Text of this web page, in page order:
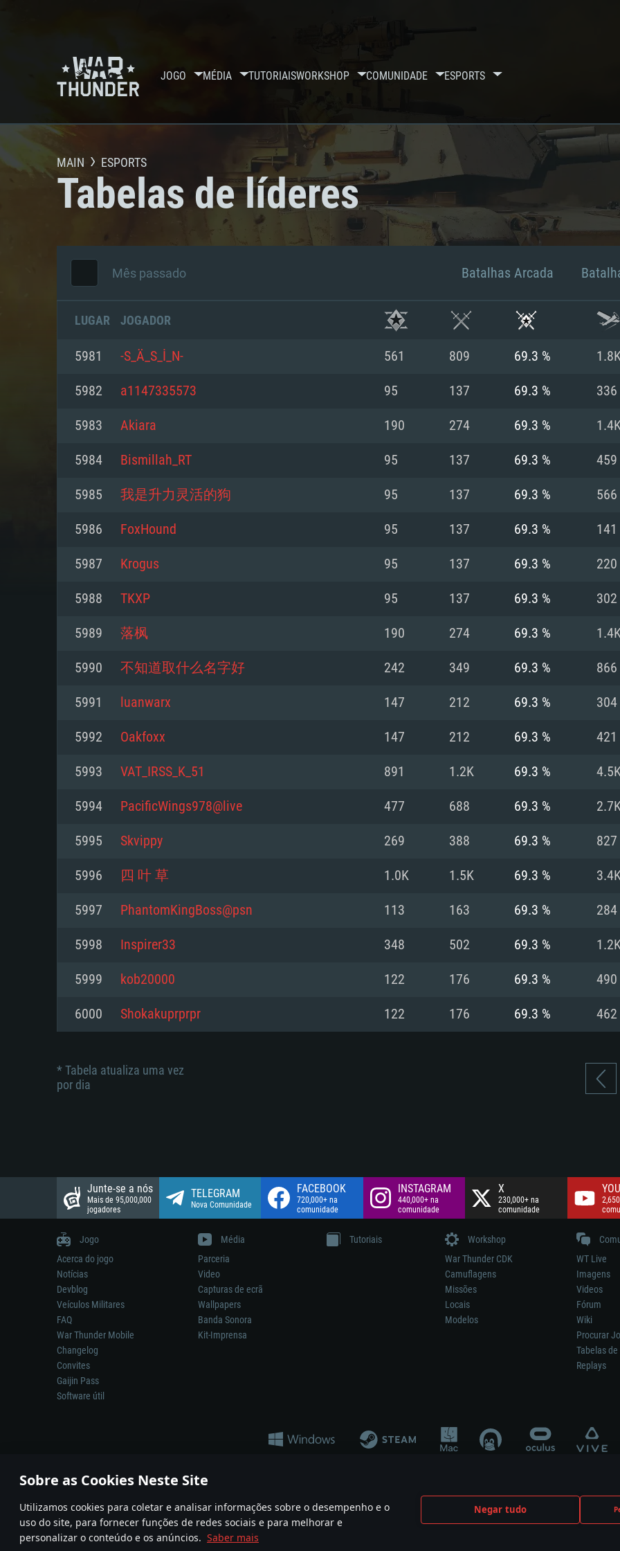
Sobre as Cookies Neste Site
Utilizamos cookies para coletar e analisar informações sobre o desempenho e o
uso do site, para fornecer funções de redes sociais e para melhorar e
personalizar o conteúdo e os anúncios. Saber mais
Negar tudo
JOGO MÉDIA TUTORIAISWORKSHOP COMUNIDADE ESPORTS
REQUERIMENTOS DE
Mínimo
77XX / NVIDIA GeForce GTX 660. Resolução
mínima suportada: 720p
Network: Internet de banda larga.
Disco: 23,1 GB
Recomendado
superior
Memória: 16 GB
Placa Gráfica:
Nvidia GeForce
Mínimo
mais recente
Processador: Core i5 2.2GHz mínimo (Intel Xeon
não suportado)
Memória: 6 GB
Placa Gráfica: Intel Iris Pro 5200 (Mac),
mínima suportada: 720p com suporte Metal.
Network: Internet de banda larga.
Disco: 21,5 GB
Recomendado
mais recente
Processador:
Memória: 8 GB
Placa Gráfica:
suporte Metal.
Network:
Disco: 60,2 GB
Mínimo
do Linux de 64bit
Processador: Dual-Core 2.4 GHz
Memória: 4 GB
Placa Gráfica: NVIDIA 660 com os drivers mais
recentes (não mais de 6 meses) / equivalentes
Vulkan (não mais de 6 meses); Resolução mínima
suportada: 720p.
Network: Internet de banda larga.
Disco: 21,5 GB
Recomendado
recentes (não
AMD (Radeon
Vulkan.
Network:
Disco: 60,2 GB
MAIN ESPORTS
Tabelas de líderes
Mês passado Batalhas Arcada
LUGAR JOGADOR
5981 -S_Ä_S_İ_N- 561 809 69.3 %
5982 a1147335573 95 137 69.3 % 336
5983 Akiara 190 274 69.3 %
5984 Bismillah_RT 95 137 69.3 % 459
5985 我是升力灵活的狗 95 137 69.3 % 566
5986 FoxHound 95 137 69.3 % 141
5987 Krogus 95 137 69.3 % 220
5988 TKXP 95 137 69.3 % 302
5989 落枫 190 274 69.3 %
5990 不知道取什么名字好 242 349 69.3 % 866
5991 luanwarx 147 212 69.3 % 304
5992 Oakfoxx 147 212 69.3 % 421
5993 VAT_IRSS_K_51 891 1.2K 69.3 %
5994 PacificWings978@live 477 688 69.3 %
5995 Skvippy 269 388 69.3 % 827
5996 四 叶 草 1.0K 1.5K 69.3 %
5997 PhantomKingBoss@psn 113 163 69.3 % 284
5998 Inspirer33 348 502 69.3 %
5999 kob20000 122 176 69.3 % 490
6000 Shokakuprprpr 122 176 69.3 % 462
* Tabela atualiza uma vez
por dia
Junte-se a nós
Mais de 95,000,000
jogadores
TELEGRAM
Nova Comunidade
FACEBOOK
720,000+ na
comunidade
INSTAGRAM
440,000+ na
comunidade
X
230,000+ na
comunidade
Jogo
Acerca do jogo
Notícias
Devblog
Veículos Militares
FAQ
War Thunder Mobile
Changelog
Convites
Gaijin Pass
Software útil
Média
Parceria
Video
Capturas de ecrã
Wallpapers
Banda Sonora
Kit-Imprensa
Tutoriais
Workshop
War Thunder CDK
Camuflagens
Missões
Locais
Modelos
WT Live
Imagens
Videos
Fórum
Wiki
Procurar
Tabelas
Replays
A reprodução de qualquer sistema de armas ou veículo neste jogo não significa participação no desenvolvimento, patrocínio ou aval do respetivo
© 2011—2026 Gaijin Games Kft. All trademarks, logos and brand names are the property of their respective owners.
Termos e condições Termos de Serviço